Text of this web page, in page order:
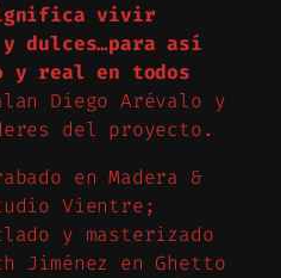
vivir
dulces…para así
y real en todos
Diego Arévalo y
del proyecto.
en Madera &
Vientre;
y masterizado
Jiménez en Ghetto